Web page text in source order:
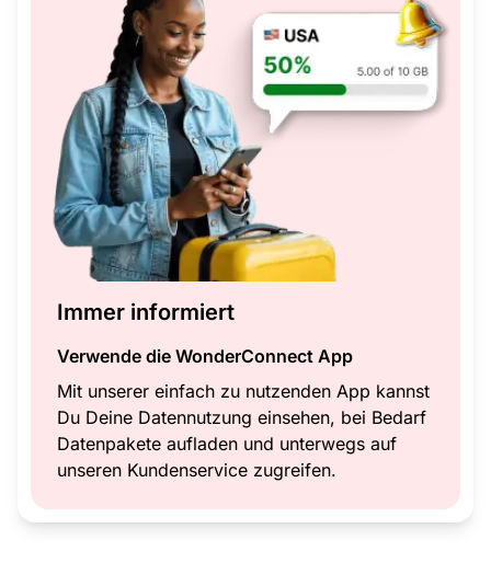
Immer informiert
Verwende die WonderConnect App
Mit unserer einfach zu nutzenden App kannst
Du Deine Datennutzung einsehen, bei Bedarf
Datenpakete aufladen und unterwegs auf
unseren Kundenservice zugreifen.